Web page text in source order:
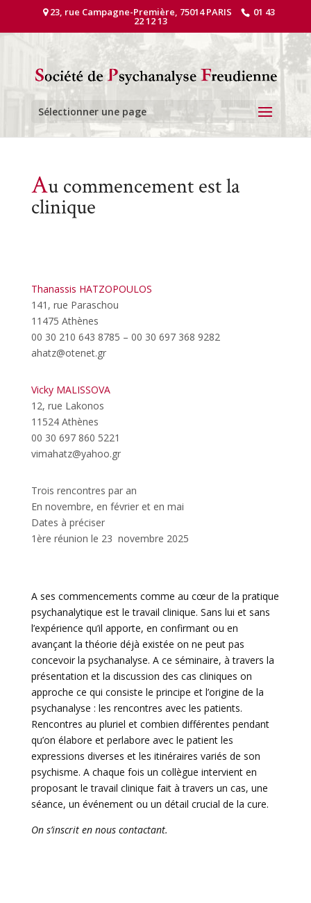
23, rue Campagne-Première, 75014 PARIS 01 43
22 12 13
Sélectionner une page
Au commencement est la
clinique
Thanassis HATZOPOULOS
141, rue Paraschou
11475 Athènes
00 30 210 643 8785 – 00 30 697 368 9282
ahatz@otenet.gr
Vicky MALISSOVA
12, rue Lakonos
11524 Athènes
00 30 697 860 5221
vimahatz@yahoo.gr
Trois rencontres par an
En novembre, en février et en mai
Dates à préciser
1ère réunion le 23 novembre 2025
A ses commencements comme au cœur de la pratique
psychanalytique est le travail clinique. Sans lui et sans
l’expérience qu’il apporte, en confirmant ou en
avançant la théorie déjà existée on ne peut pas
concevoir la psychanalyse. A ce séminaire, à travers la
présentation et la discussion des cas cliniques on
approche ce qui consiste le principe et l’origine de la
psychanalyse : les rencontres avec les patients.
Rencontres au pluriel et combien différentes pendant
qu’on élabore et perlabore avec le patient les
expressions diverses et les itinéraires variés de son
psychisme. A chaque fois un collègue intervient en
proposant le travail clinique fait à travers un cas, une
séance, un événement ou un détail crucial de la cure.
On s’inscrit en nous contactant.